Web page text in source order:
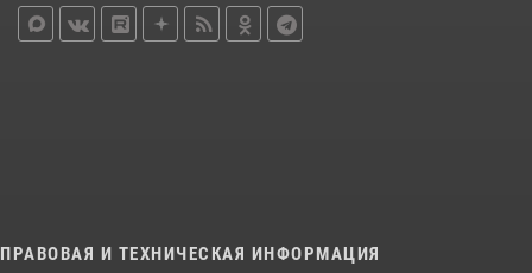
ПРАВОВАЯ И ТЕХНИЧЕСКАЯ ИНФОРМАЦИЯ